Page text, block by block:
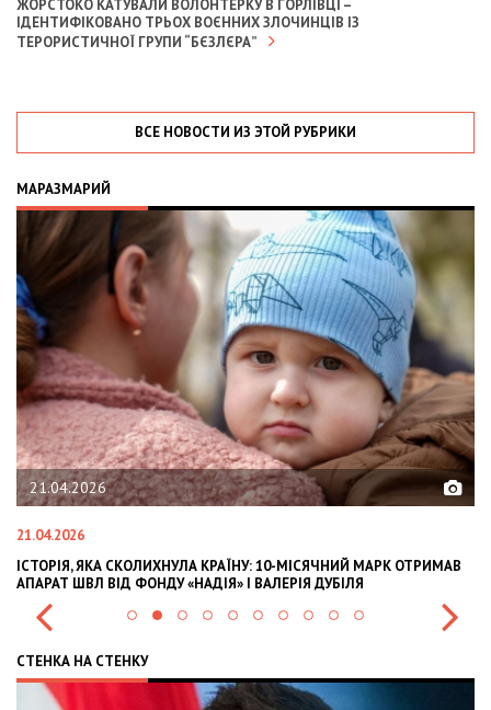
ЖОРСТОКО КАТУВАЛИ ВОЛОНТЕРКУ В ГОРЛІВЦІ –
ІДЕНТИФІКОВАНО ТРЬОХ ВОЄННИХ ЗЛОЧИНЦІВ ІЗ
ТЕРОРИСТИЧНОЇ ГРУПИ “БЄЗЛЄРА”
ВСЕ НОВОСТИ ИЗ ЭТОЙ РУБРИКИ
МАРАЗМАРИЙ
МАРК ОТРИМАВ
02.02.2026
OLEKSII ABASOV: HOW UKRAINIAN BUSINESSES CAN
INTERNATIONAL INVESTMENTS AND HEDGE RISKS
СТЕНКА НА СТЕНКУ